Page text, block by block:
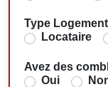
Type Logement
Locataire
Avez des
Oui